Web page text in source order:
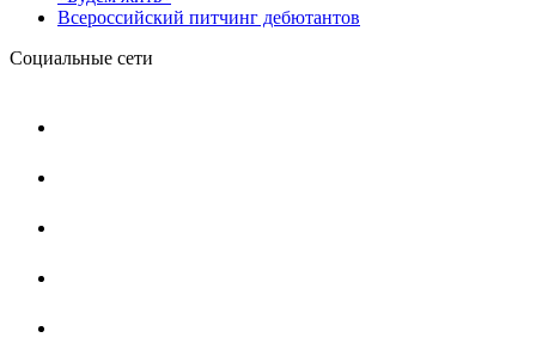
Всероссийский питчинг дебютантов
Социальные сети